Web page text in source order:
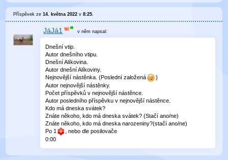
Příspěvek ze14. května 2022 v8:25.
JáJá1 v něm napsal:
Dnešní vtip.
Autor dnešního vtipu.
Dnešní Alíkovina.
Autor dnešní Alíkoviny.
Nejnovější nástěnka. (Poslední založená
)
Autor nejnovější nástěnky.
Počet příspěvků v nejnovější nástěnce.
Autor posledního příspěvku v nejnovější nástěnce.
Kdo má dneska svátek?
Znáte někoho, kdo má dneska svátek? (Stačí ano/ne)
Znáte někoho, kdo má dneska narozeniny?(stačí ano/ne)
Po 1
, nebo dle posilovače
0:00